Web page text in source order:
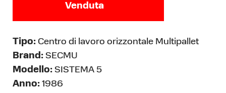
Venduta
Tipo: Centro di lavoro orizzontale Multipallet
Brand: SECMU
Modello: SISTEMA 5
Anno: 1986